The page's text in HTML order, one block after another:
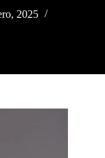
2025